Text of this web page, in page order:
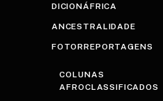
DICIONÁFRICA
ANCESTRALIDADE
FOTORREPORTAGENS
COLUNAS
AFROCLASSIFICADOS